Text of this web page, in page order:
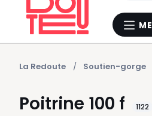
vus
La Redoute Soutien-gorge
Poitrine 100 f 1122